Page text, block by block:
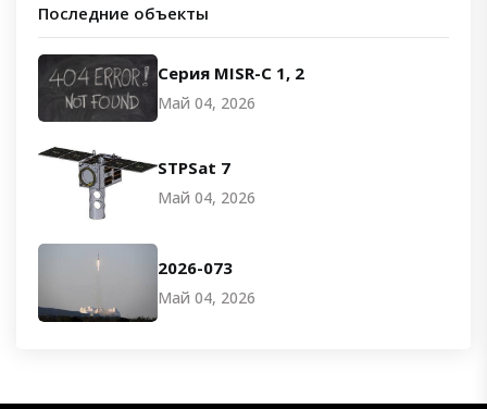
Последние объекты
Серия MISR-C 1, 2
Май 04, 2026
STPSat 7
Май 04, 2026
2026-073
Май 04, 2026